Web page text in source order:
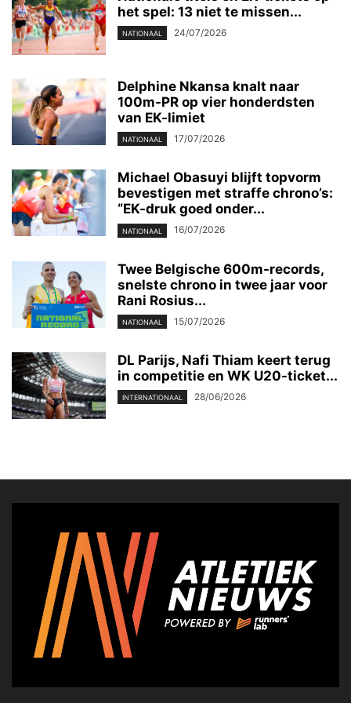
het spel: 13 niet te missen...
NATIONAAL 24/07/2026
Delphine Nkansa knalt naar
100m-PR op vier honderdsten
van EK-limiet
NATIONAAL 17/07/2026
Michael Obasuyi blijft topvorm
bevestigen met straffe chrono’s:
“EK-druk goed onder...
NATIONAAL 16/07/2026
Twee Belgische 600m-records,
snelste chrono in twee jaar voor
Rani Rosius...
NATIONAAL 15/07/2026
DL Parijs, Nafi Thiam keert terug
in competitie en WK U20-ticket...
INTERNATIONAAL 28/06/2026